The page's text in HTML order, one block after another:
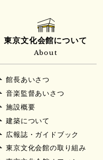
東京文化会館について
About
館長あいさつ
音楽監督あいさつ
施設概要
建築について
広報誌・ガイドブック
東京文化会館の取り組み